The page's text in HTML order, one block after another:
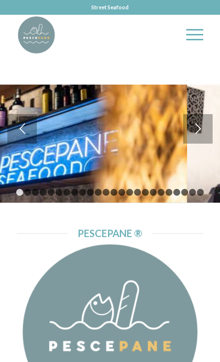
Street Seafood
1 2 3 4 5 6 7 8 9 10111213141516 171819
PESCEPANE ®